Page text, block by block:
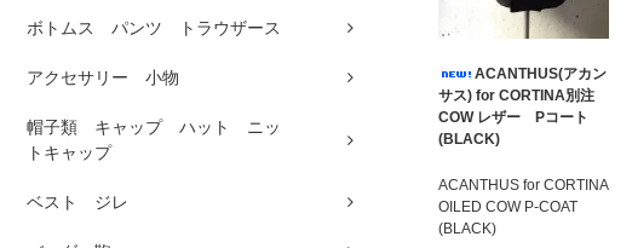
ボトムス パンツ トラウザース
アクセサリー 小物
帽子類 キャップ ハット ニッ
トキャップ
ベスト ジレ
ACANTHUS(アカン
サス) for CORTINA別注
COW レザー Pコート
(BLACK)
ACANTHUS for CORTINA
OILED COW P-COAT
(BLACK)